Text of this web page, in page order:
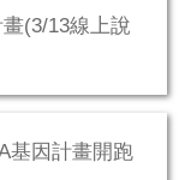
(3/13線上說
基因計畫開跑